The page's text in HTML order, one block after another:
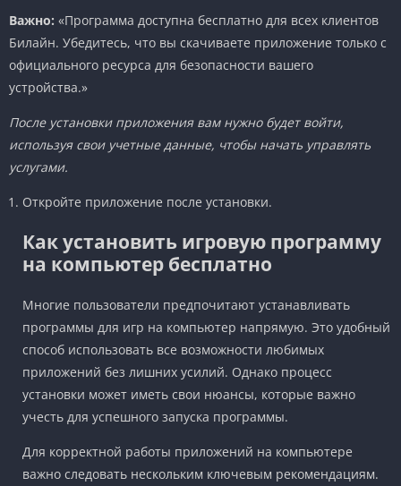
Важно: «Программа доступна бесплатно для всех клиентов
Билайн. Убедитесь, что вы скачиваете приложение только с
официального ресурса для безопасности вашего
устройства.»
После установки приложения вам нужно будет войти,
используя свои учетные данные, чтобы начать управлять
услугами.
Откройте приложение после установки.
Как установить игровую программу
на компьютер бесплатно
Многие пользователи предпочитают устанавливать
программы для игр на компьютер напрямую. Это удобный
способ использовать все возможности любимых
приложений без лишних усилий. Однако процесс
установки может иметь свои нюансы, которые важно
учесть для успешного запуска программы.
Для корректной работы приложений на компьютере
важно следовать нескольким ключевым рекомендациям.